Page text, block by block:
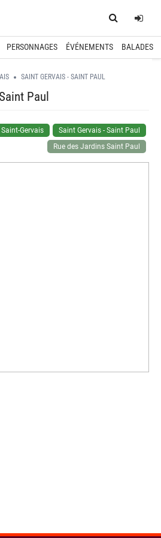
PERSONNAGES ÉVÉNEMENTS BALADES
SAINT GERVAIS - SAINT PAUL
Paul
Saint-Gervais
Saint Gervais - Saint Paul
Rue des Jardins Saint Paul